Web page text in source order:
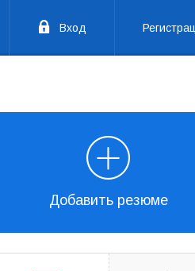
Вход
Добавить резюме